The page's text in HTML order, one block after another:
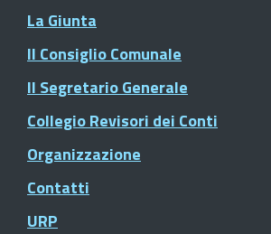
La Giunta
Il Consiglio Comunale
Il Segretario Generale
Collegio Revisori dei Conti
Organizzazione
Contatti
URP